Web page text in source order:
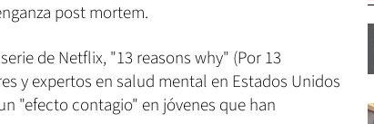
post mortem.
de Netflix, "13 reasons why" (Por 13
y expertos en salud mental en Estados Unidos
"efecto contagio" en jóvenes que han